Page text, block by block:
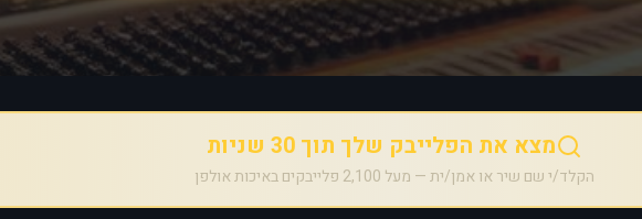
מצא את הפלייבק שלך תוך 30 שניות
הקלד/י שם שיר או אמן/ית — מעל 2,100 פלייבקים באיכות אולפן